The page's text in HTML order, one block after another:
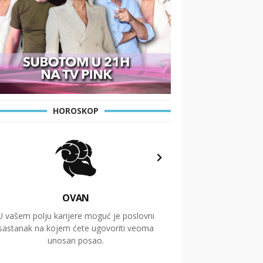
HOROSKOP
OVAN
vašem polju karijere moguć je poslovni
na kojem ćete ugovoriti veoma
unosan posao.